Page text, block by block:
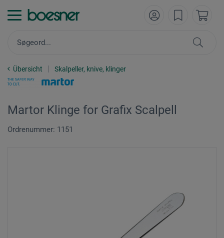
Übersicht Skalpeller, knive, klinger
Martor Klinge for Grafix Scalpell
Ordrenummer: 1151